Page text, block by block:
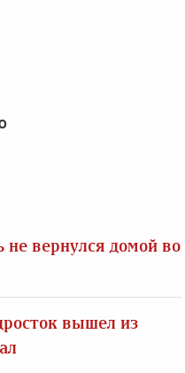
не вернулся домой во
вышел из